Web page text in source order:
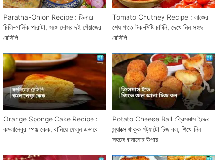
Paratha-Onion Recipe : ডিনারে
চিলি-গার্লিক পরোটা, সঙ্গে দোসর দই পেঁয়াজের
রেসিপি
Tomato Chutney Recipe : লাঞ্চের
শেষ পাতে টক-মিষ্টি চাটনি, দেখে নিন সহজ
রেসিপি
Orange Sponge Cake Recipe :
কমলালেবুর স্পঞ্জ কেক, বানিয়ে ফেলুন এভাবে
Potato Cheese Ball :ক্রিসমাস ইভের
স্ন্যাক্সে থাকুক পট্যাটো চিজ বল, শিখে নিন
সহজে বানানোর উপায়